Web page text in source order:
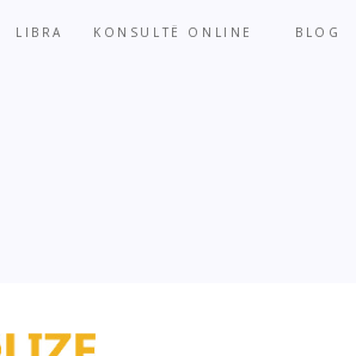
LIBRA KONSULTË ONLINE BLOG